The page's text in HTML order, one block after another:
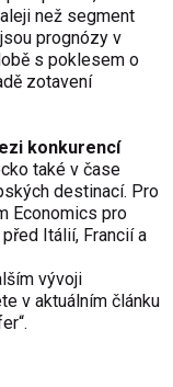
než segment
prognózy v
s poklesem o
zotavení
konkurencí
také v čase
destinací. Pro
Economics pro
Itálií, Francií a
vývoji
v aktuálním článku
.